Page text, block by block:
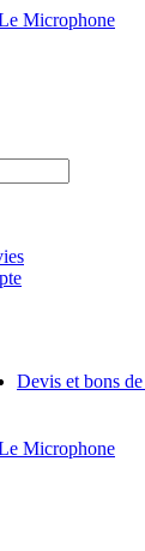
Devis et bons